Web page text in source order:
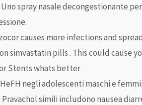
spray nasale decongestionante per
causes more infections and
simvastatin pills . This could cause
Stents whats better
negli adolescenti maschi e
simili includono nausea